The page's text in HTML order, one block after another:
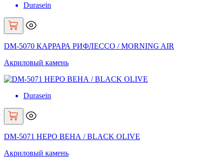
Durasein
DM-5070 КАРРАРА РИФЛЕССО / MORNING AIR
Акриловый камень
Durasein
DM-5071 НЕРО ВЕНА / BLACK OLIVE
Акриловый камень